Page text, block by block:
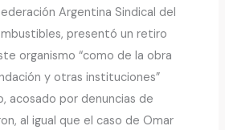
Argentina Sindical del
presentó un retiro
organismo “como de la obra
y otras instituciones”
acosado por denuncias de
al igual que el caso de Omar